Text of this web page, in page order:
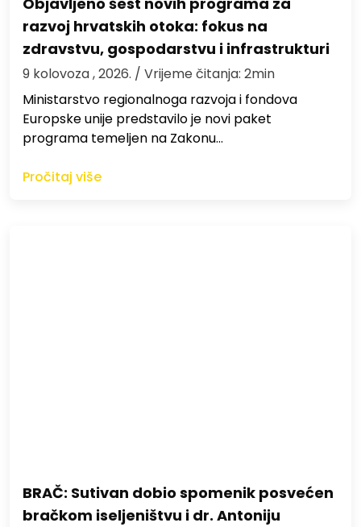
razvoj hrvatskih otoka: fokus na
zdravstvu, gospodarstvu i infrastrukturi
9 kolovoza , 2026. / Vrijeme čitanja: 2min
Ministarstvo regionalnoga razvoja i fondova
Europske unije predstavilo je novi paket
programa temeljen na Zakonu…
Pročitaj više
BRAČ: Sutivan dobio spomenik posvećen
bračkom iseljeništvu i dr. Antoniju